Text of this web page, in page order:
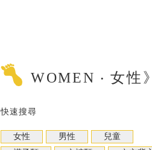
WOMEN ‧ 女性》
快速搜尋